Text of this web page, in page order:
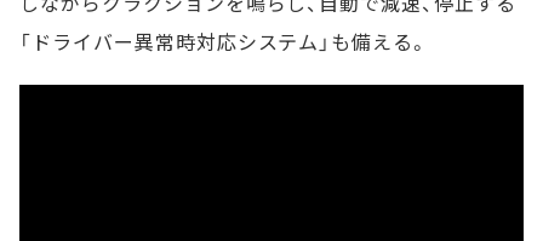
「ドライバー異常時対応システム」も備える。